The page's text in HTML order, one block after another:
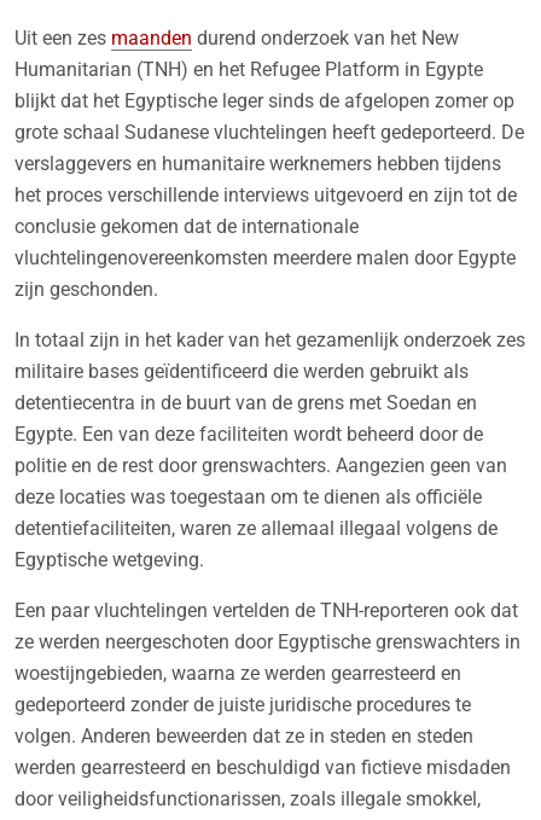
Uit een zes maanden durend onderzoek van het New
Humanitarian (TNH) en het Refugee Platform in Egypte
blijkt dat het Egyptische leger sinds de afgelopen zomer op
grote schaal Sudanese vluchtelingen heeft gedeporteerd. De
verslaggevers en humanitaire werknemers hebben tijdens
het proces verschillende interviews uitgevoerd en zijn tot de
conclusie gekomen dat de internationale
vluchtelingenovereenkomsten meerdere malen door Egypte
zijn geschonden.
In totaal zijn in het kader van het gezamenlijk onderzoek zes
militaire bases geïdentificeerd die werden gebruikt als
detentiecentra in de buurt van de grens met Soedan en
Egypte. Een van deze faciliteiten wordt beheerd door de
politie en de rest door grenswachters. Aangezien geen van
deze locaties was toegestaan om te dienen als officiële
detentiefaciliteiten, waren ze allemaal illegaal volgens de
Egyptische wetgeving.
Een paar vluchtelingen vertelden de TNH-reporteren ook dat
ze werden neergeschoten door Egyptische grenswachters in
woestijngebieden, waarna ze werden gearresteerd en
gedeporteerd zonder de juiste juridische procedures te
volgen. Anderen beweerden dat ze in steden en steden
werden gearresteerd en beschuldigd van fictieve misdaden
door veiligheidsfunctionarissen, zoals illegale smokkel,